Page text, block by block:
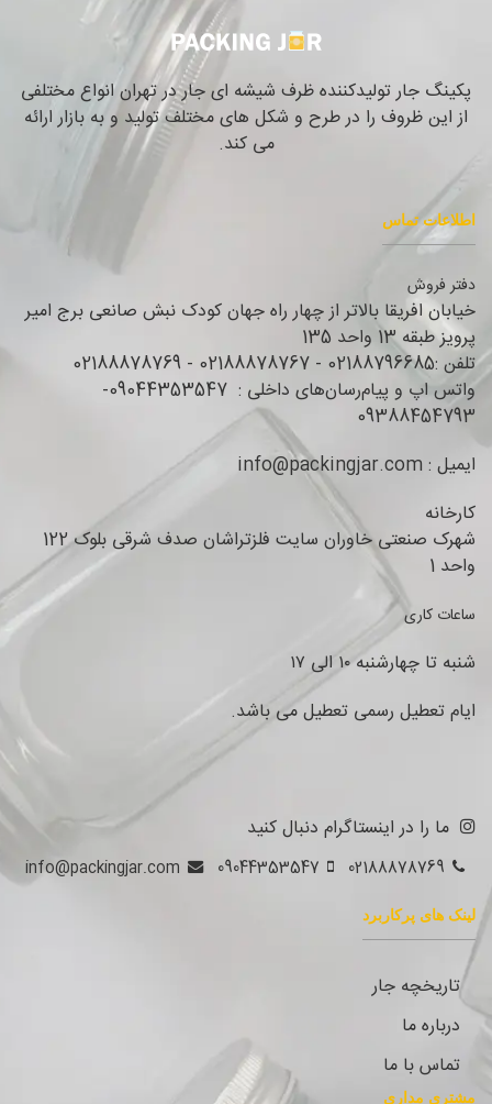
پکینگ جار تولیدکننده ظرف شیشه ای جار در تهران انواع مختلفی
از این ظروف را در طرح و شکل های مختلف تولید و به بازار ارائه
می کند.
اطلاعات تماس
دفتر فروش
خیابان افریقا بالاتر از چهار راه جهان کودک نبش صانعی برج امیر
پرویز طبقه 13 واحد 135
تلفن :02188796685 - 02188878767 - 02188878769
واتس اپ و پیام‌رسان‌های داخلی : 09044353547-
09388454793
ایمیل : info@packingjar.com
کارخانه
شهرک صنعتی خاوران سایت فلزتراشان صدف شرقی بلوک 122
واحد 1
ساعات کاری
شنبه تا چهارشنبه ۱۰ الی ۱۷
ایام تعطیل رسمی تعطیل می باشد.
ما را در اینستاگرام دنبال کنید
02188878769
09044353547
info@packingjar.com
لینک های پرکاربرد
تاریخچه جار
درباره ما
تماس با ما
مشتری مداری